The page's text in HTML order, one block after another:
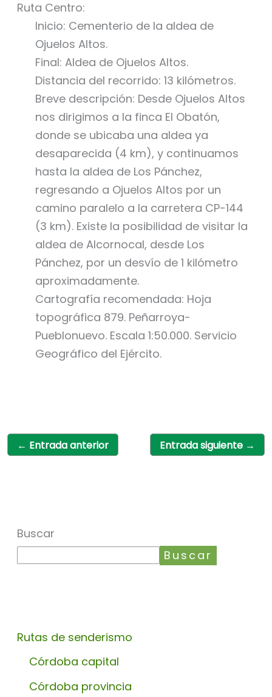
Ruta Centro:
Inicio: Cementerio de la aldea de
Ojuelos Altos.
Final: Aldea de Ojuelos Altos.
Distancia del recorrido: 13 kilómetros.
Breve descripción: Desde Ojuelos Altos
nos dirigimos a la finca El Obatón,
donde se ubicaba una aldea ya
desaparecida (4 km), y continuamos
hasta la aldea de Los Pánchez,
regresando a Ojuelos Altos por un
camino paralelo a la carretera CP-144
(3 km). Existe la posibilidad de visitar la
aldea de Alcornocal, desde Los
Pánchez, por un desvío de 1 kilómetro
aproximadamente.
Cartografía recomendada: Hoja
topográfica 879. Peñarroya-
Pueblonuevo. Escala 1:50.000. Servicio
Geográfico del Ejército.
← Entrada anterior Entrada siguiente →
Buscar
Buscar
Rutas de senderismo
Córdoba capital
Córdoba provincia